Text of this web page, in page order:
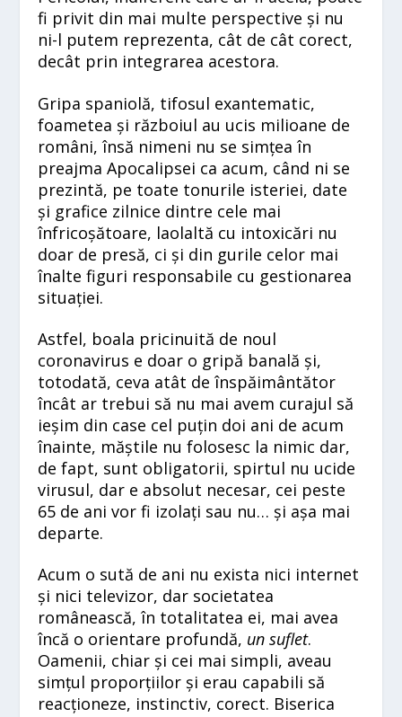
fi privit din mai multe perspective și nu
ni-l putem reprezenta, cât de cât corect,
decât prin integrarea acestora.
Gripa spaniolă, tifosul exantematic,
foametea și războiul au ucis milioane de
români, însă nimeni nu se simțea în
preajma Apocalipsei ca acum, când ni se
prezintă, pe toate tonurile isteriei, date
și grafice zilnice dintre cele mai
înfricoșătoare, laolaltă cu intoxicări nu
doar de presă, ci și din gurile celor mai
înalte figuri responsabile cu gestionarea
situației.
Astfel, boala pricinuită de noul
coronavirus e doar o gripă banală și,
totodată, ceva atât de înspăimântător
încât ar trebui să nu mai avem curajul să
ieșim din case cel puțin doi ani de acum
înainte, măștile nu folosesc la nimic dar,
de fapt, sunt obligatorii, spirtul nu ucide
virusul, dar e absolut necesar, cei peste
65 de ani vor fi izolați sau nu… și așa mai
departe.
Acum o sută de ani nu exista nici internet
și nici televizor, dar societatea
românească, în totalitatea ei, mai avea
încă o orientare profundă, un suflet.
Oamenii, chiar și cei mai simpli, aveau
simțul proporțiilor și erau capabili să
reacționeze, instinctiv, corect. Biserica